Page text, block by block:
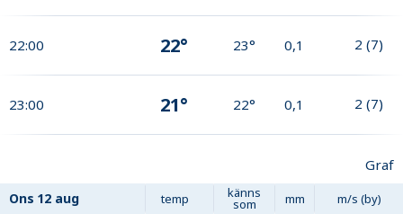
22:00 22° 23° 0,1 2 (7)
23:00 21° 22° 0,1 2 (7)
Graf
Ons 12 aug temp känns
som mm m/s (by)